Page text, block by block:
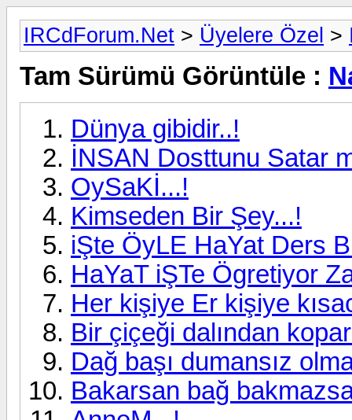
IRCdForum.Net > Üyelere Özel >
Tam Sürümü Görüntüle :
Dünya gibidir..!
İNSAN Dosttunu Satar
OySaKİ...!
Kimseden Bir Şey...!
iŞte ÖyLE HaYat Ders
HaYaT iŞTe Ögretiyor
Her kişiye Er kişiye
Bir çiçeği dalından
Dağ başı dumansız
Bakarsan bağ